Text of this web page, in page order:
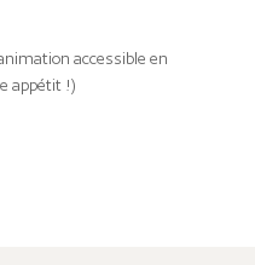
accessible en
appétit !)